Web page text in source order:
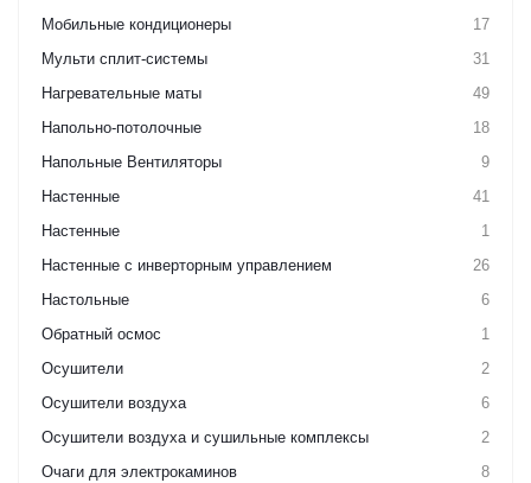
Мобильные кондиционеры
17
Мульти сплит-системы
31
Нагревательные маты
49
Напольно-потолочные
18
Напольные Вентиляторы
9
Настенные
41
Настенные
1
Настенные с инверторным управлением
26
Настольные
6
Обратный осмос
1
Осушители
2
Осушители воздуха
6
Осушители воздуха и сушильные комплексы
2
Очаги для электрокаминов
8